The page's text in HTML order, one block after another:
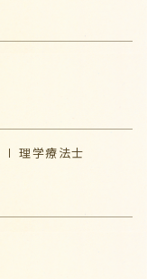
理学療法士